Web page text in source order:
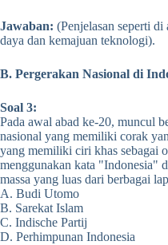
Jawaban: (Penjelasan seperti di
daya dan kemajuan teknologi).
B. Pergerakan Nasional di
Soal 3:
Pada awal abad ke-20, muncul
nasional yang memiliki corak
yang memiliki ciri khas sebagai
menggunakan kata "Indonesia"
massa yang luas dari berbagai
A. Budi Utomo
B. Sarekat Islam
C. Indische Partij
D. Perhimpunan Indonesia